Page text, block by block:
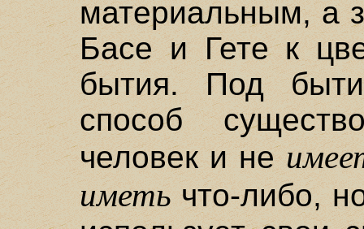
материальным, а
Басе и Гете к
бытия. Под
способ
человек и не
иметьчто-либо,